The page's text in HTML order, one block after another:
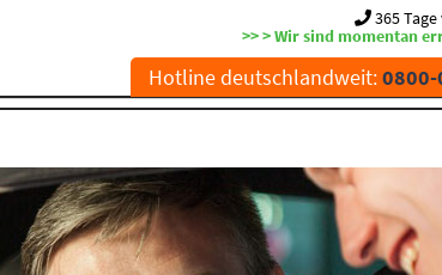
365
>> > Wir sind momentan
Hotline deutschlandweit: